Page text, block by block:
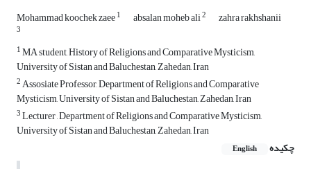
Mohammad koochek zaee1 absalan moheb ali2 zahra rakhshanii
3
1MA student, History of Religions and Comparative Mysticism,
University of Sistan and Baluchestan, Zahedan, Iran
2Assosiate Professor, Department of Religions and Comparative
Mysticism, University of Sistan and Baluchestan, Zahedan, Iran
3Lecturer , Department of Religions and Comparative Mysticism,
University of Sistan and Baluchestan, Zahedan, Iran
چکیده
English